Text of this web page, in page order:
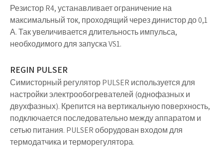
Резистор R4, устанавливает ограничение на
максимальный ток, проходящий через динистор до 0,1
А. Так увеличивается длительность импульса,
необходимого для запуска VS1.
REGIN PULSER
Симисторный регулятор PULSER используется для
настройки электрообогревателей (однофазных и
двухфазных). Крепится на вертикальную поверхность,
подключается последовательно между аппаратом и
сетью питания. PULSER оборудован входом для
термодатчика и терморегулятора.